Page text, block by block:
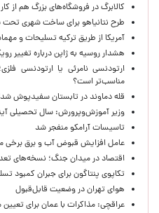
کالابرگ در فروشگاه‌های بزرگ هم از کار
طرح نتانیاهو برای ساخت شهری تحت
آمریکا از طریق ترکیه تسلیحات و
هشدار روسیه به ژاپن درباره تغییر
ارتودنسی نامرئی یا ارتودنسی
مناسب‌تر است؟
قله دماوند در تابستان سفیدپوش
وزیر آموزش‌وپرورش: سال تحصیلی آینده ۱۰۰ درصد حضوری آغاز
تاسیسات آرامکو منفجر شد
عامل افزایش قبوض آب و برق برخی
اقتصاد در میدان جنگ؛ نسخه‌های
تکاپوی پنتاگون برای جبران کمبود
هوای تهران در وضعیت قابل‌قبول
عراقچی: مذاکرات با عمان برای